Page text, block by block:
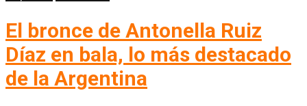
El bronce de Antonella Ruiz
Díaz en bala, lo más destacado
de la Argentina